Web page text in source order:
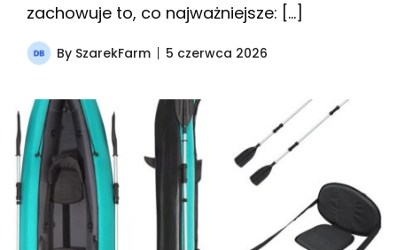
zachowuje to, co najważniejsze: […]
By SzarekFarm 5 czerwca 2026